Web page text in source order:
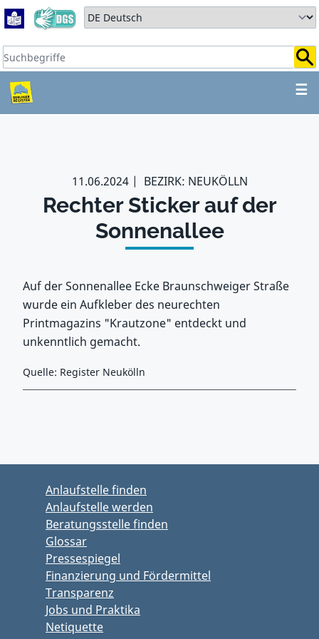
Zum Hauptbereich springen
Zum Hauptmenü springen
Sprache auswählen:
Suchbegriffe:
☰
ZUM HAUPTBEREICH
11.06.2024 BEZIRK: NEUKÖLLN
Rechter Sticker auf der
Sonnenallee
Auf der Sonnenallee Ecke Braunschweiger Straße
wurde ein Aufkleber des neurechten
Printmagazins "Krautzone" entdeckt und
unkenntlich gemacht.
Quelle: Register Neukölln
Anlaufstelle finden
Anlaufstelle werden
Beratungsstelle finden
Glossar
Pressespiegel
Finanzierung und Fördermittel
Transparenz
Jobs und Praktika
Netiquette